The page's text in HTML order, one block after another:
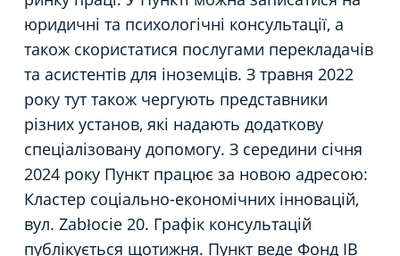
юридичні та психологічні консультації, а
також скористатися послугами перекладачів
та асистентів для іноземців. З травня 2022
року тут також чергують представники
різних установ, які надають додаткову
спеціалізовану допомогу. З середини січня
2024 року Пункт працює за новою адресою:
Кластер соціально-економічних інновацій,
вул. Zabłocie 20. Графік консультацій
публікується щотижня. Пункт веде Фонд IB